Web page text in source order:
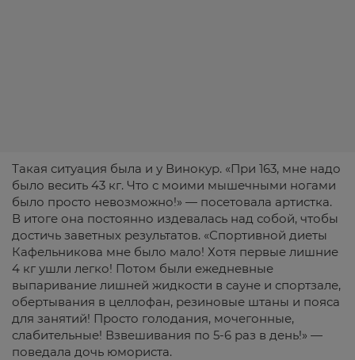
Такая ситуация была и у Винокур. «При 163, мне надо
было весить 43 кг. Что с моими мышечными ногами
было просто невозможно!» — посетовала артистка.
В итоге она постоянно издевалась над собой, чтобы
достичь заветных результатов. «Спортивной диеты
Кафельникова мне было мало! Хотя первые лишние
4 кг ушли легко! Потом были ежедневные
выпаривание лишней жидкости в сауне и спортзале,
обертывания в целлофан, резиновые штаны и пояса
для занятий! Просто голодания, мочегонные,
слабительные! Взвешивания по 5-6 раз в день!» —
поведала дочь юмориста.